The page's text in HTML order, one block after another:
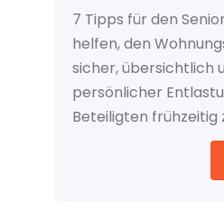
7 Tipps für den
helfen, den
sicher, übersichtlich
persönlicher
Beteiligten frühzeitig